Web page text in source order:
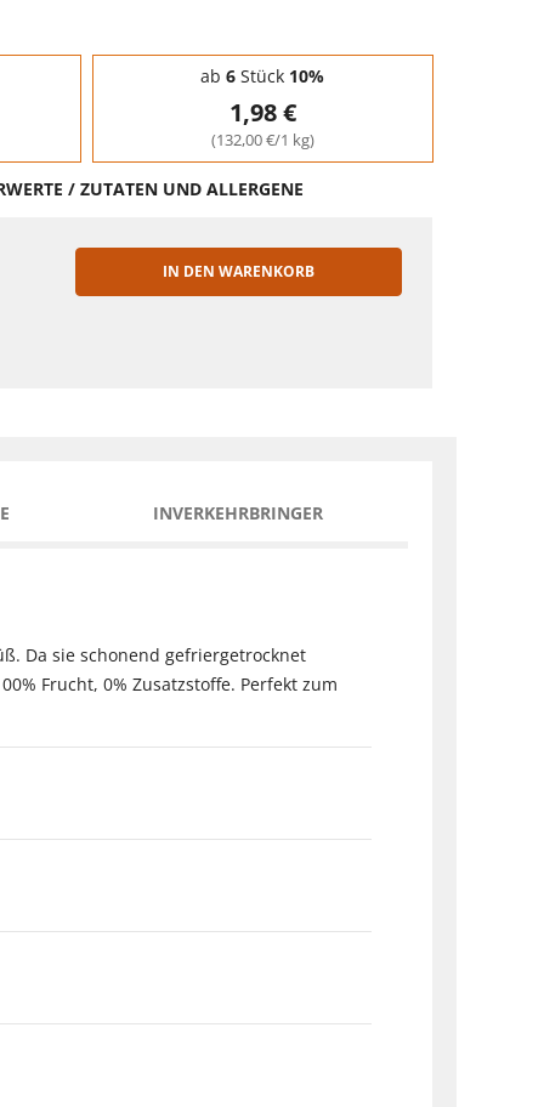
ab 6 Stück 10%
1,98 €
(132,00 €/1 kg)
/ ZUTATEN UND ALLERGENE
IN DEN WARENKORB
INVERKEHRBRINGER
Da sie schonend gefriergetrocknet
Frucht, 0% Zusatzstoffe. Perfekt zum